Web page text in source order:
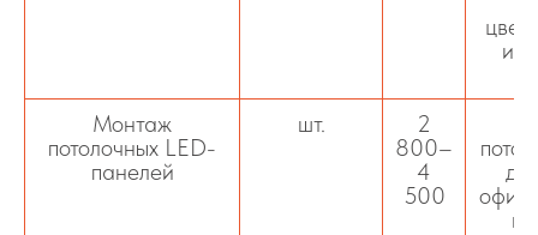
и
Монтаж
потолочных LED-
панелей
шт.
2
800–
4
500
и